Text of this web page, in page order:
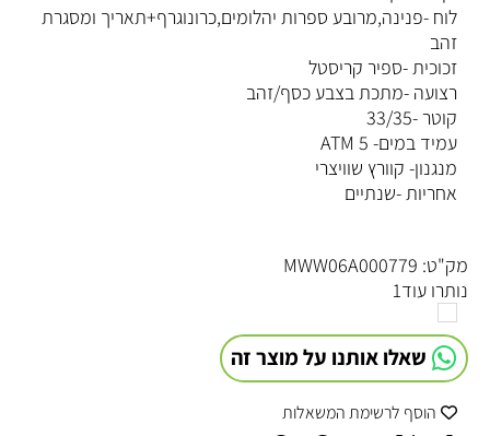
לוח -פנינה,מרובע ספרות יהלומים,כרונוגרף+תאריך ומסגרת
זהב
זכוכית -ספיר קריסטל
רצועה -מתכת בצבע כסף/זהב
קוטר -33/35
עמיד במים- 5 ATM
מנגנון- קוורץ שוויצרי
אחריות -שנתיים
מק"ט: MWW06A000779
נותרו עוד1
שאלו אותנו על מוצר זה
הוסף לרשימת המשאלות